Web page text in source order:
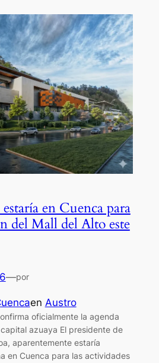
en Cuenca para
del Mall del Alto este
—por
en Austro
oficialmente la agenda
azuaya El presidente de
aparentemente estaría
en Cuenca para las actividades